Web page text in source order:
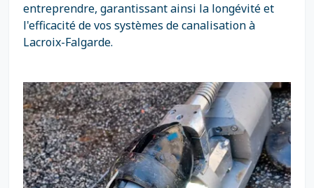
entreprendre, garantissant ainsi la longévité et
l'efficacité de vos systèmes de canalisation à
Lacroix-Falgarde.